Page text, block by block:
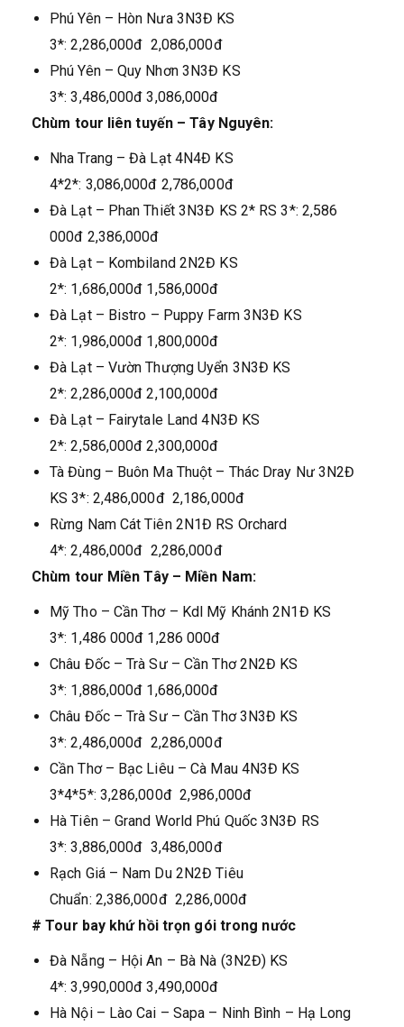
Phú Yên – Hòn Nưa 3N3Đ KS
3*: 2,286,000đ 2,086,000đ
Phú Yên – Quy Nhơn 3N3Đ KS
3*: 3,486,000đ 3,086,000đ
Chùm tour liên tuyến – Tây Nguyên:
Nha Trang – Đà Lạt 4N4Đ KS
4*2*: 3,086,000đ 2,786,000đ
Đà Lạt – Phan Thiết 3N3Đ KS 2* RS 3*: 2,586
000đ 2,386,000đ
Đà Lạt – Kombiland 2N2Đ KS
2*: 1,686,000đ 1,586,000đ
Đà Lạt – Bistro – Puppy Farm 3N3Đ KS
2*: 1,986,000đ 1,800,000đ
Đà Lạt – Vườn Thượng Uyển 3N3Đ KS
2*: 2,286,000đ 2,100,000đ
Đà Lạt – Fairytale Land 4N3Đ KS
2*: 2,586,000đ 2,300,000đ
Tà Đùng – Buôn Ma Thuột – Thác Dray Nư 3N2Đ
KS 3*: 2,486,000đ 2,186,000đ
Rừng Nam Cát Tiên 2N1Đ RS Orchard
4*: 2,486,000đ 2,286,000đ
Chùm tour Miền Tây – Miền Nam:
Mỹ Tho – Cần Thơ – Kdl Mỹ Khánh 2N1Đ KS
3*: 1,486 000đ 1,286 000đ
Châu Đốc – Trà Sư – Cần Thơ 2N2Đ KS
3*: 1,886,000đ 1,686,000đ
Châu Đốc – Trà Sư – Cần Thơ 3N3Đ KS
3*: 2,486,000đ 2,286,000đ
Cần Thơ – Bạc Liêu – Cà Mau 4N3Đ KS
3*4*5*: 3,286,000đ 2,986,000đ
Hà Tiên – Grand World Phú Quốc 3N3Đ RS
3*: 3,886,000đ 3,486,000đ
Rạch Giá – Nam Du 2N2Đ Tiêu
Chuẩn: 2,386,000đ 2,286,000đ
# Tour bay khứ hồi trọn gói trong nước
Đà Nẵng – Hội An – Bà Nà (3N2Đ) KS
4*: 3,990,000đ 3,490,000đ
Hà Nội – Lào Cai – Sapa – Ninh Bình – Hạ Long